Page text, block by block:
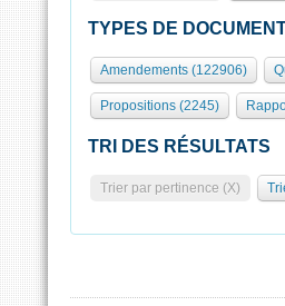
TYPES DE
Amendements (122906)
Propositions (2245)
TRI DES RÉSULTATS
Trier par pertinence (X)